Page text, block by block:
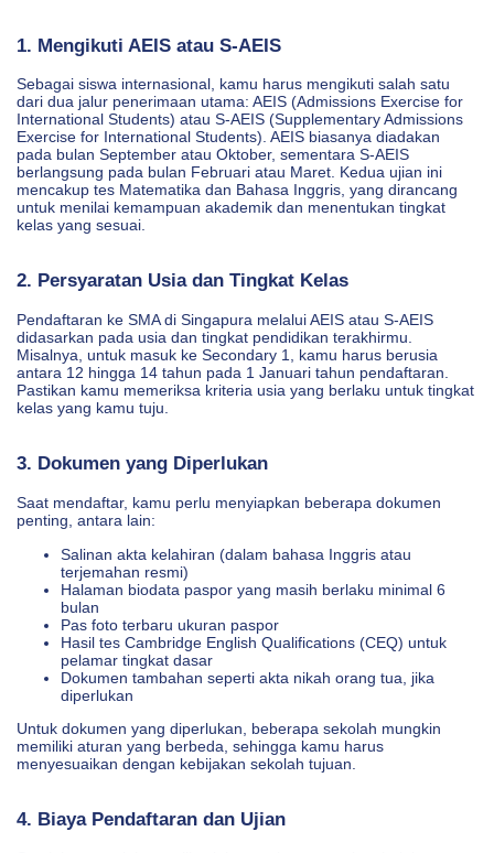
1. Mengikuti AEIS atau S-AEIS
Sebagai siswa internasional, kamu harus mengikuti salah satu
dari dua jalur penerimaan utama: AEIS (Admissions Exercise for
International Students) atau S-AEIS (Supplementary Admissions
Exercise for International Students). AEIS biasanya diadakan
pada bulan September atau Oktober, sementara S-AEIS
berlangsung pada bulan Februari atau Maret. Kedua ujian ini
mencakup tes Matematika dan Bahasa Inggris, yang dirancang
untuk menilai kemampuan akademik dan menentukan tingkat
kelas yang sesuai.
2. Persyaratan Usia dan Tingkat Kelas
Pendaftaran ke SMA di Singapura melalui AEIS atau S-AEIS
didasarkan pada usia dan tingkat pendidikan terakhirmu.
Misalnya, untuk masuk ke Secondary 1, kamu harus berusia
antara 12 hingga 14 tahun pada 1 Januari tahun pendaftaran.
Pastikan kamu memeriksa kriteria usia yang berlaku untuk tingkat
kelas yang kamu tuju.
3. Dokumen yang Diperlukan
Saat mendaftar, kamu perlu menyiapkan beberapa dokumen
penting, antara lain:
Salinan akta kelahiran (dalam bahasa Inggris atau
terjemahan resmi)
Halaman biodata paspor yang masih berlaku minimal 6
bulan
Pas foto terbaru ukuran paspor
Hasil tes Cambridge English Qualifications (CEQ) untuk
pelamar tingkat dasar
Dokumen tambahan seperti akta nikah orang tua, jika
diperlukan
Untuk dokumen yang diperlukan, beberapa sekolah mungkin
memiliki aturan yang berbeda, sehingga kamu harus
menyesuaikan dengan kebijakan sekolah tujuan.
4. Biaya Pendaftaran dan Ujian